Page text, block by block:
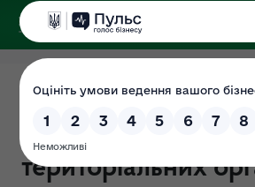
ДЕРЖЕКОІНСПЕКЦІЯ
Перелік
міжрегіональних
територіальних